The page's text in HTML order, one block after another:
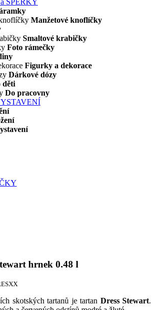
ŠPERKY
Manžetové knoflíčky
Smaltové krabičky
Foto rámečky
Figurky a dekorace
Dárkové dózy
děti
Do pracovny
hrnek 0.48 l
skotských tartanů je tartan Dress Stewart.